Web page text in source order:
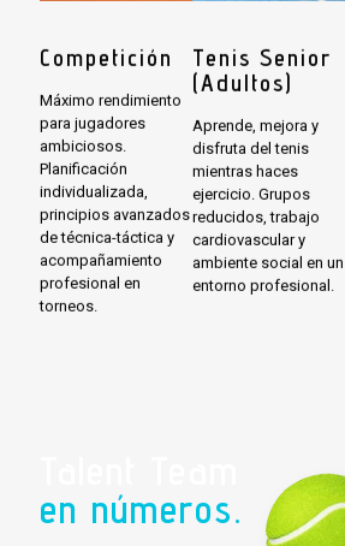
Competición
Máximo rendimiento
para jugadores
ambiciosos.
Planificación
individualizada,
principios avanzados
de técnica-táctica y
acompañamiento
profesional en
torneos.
Tenis Senior
(Adultos)
Aprende, mejora y
disfruta del tenis
mientras haces
ejercicio. Grupos
reducidos, trabajo
cardiovascular y
ambiente social en un
entorno profesional.
en números.